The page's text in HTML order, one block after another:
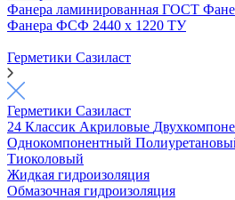
Фанера ламинированная ГОСТ
Фанера ФСФ 2440 х 1220 ТУ
Герметики Сазиласт
Герметики Сазиласт
24 Классик Акриловые
Однокомпонентный
Тиоколовый
Жидкая гидроизоляция
Обмазочная гидроизоляция